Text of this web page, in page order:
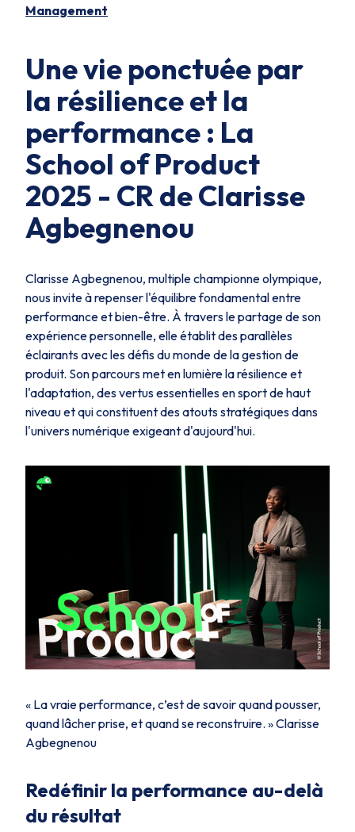
Management
Une vie ponctuée par
la résilience et la
performance : La
School of Product
2025 - CR de Clarisse
Agbegnenou
Clarisse Agbegnenou, multiple championne olympique,
nous invite à repenser l'équilibre fondamental entre
performance et bien-être. À travers le partage de son
expérience personnelle, elle établit des parallèles
éclairants avec les défis du monde de la gestion de
produit. Son parcours met en lumière la résilience et
l'adaptation, des vertus essentielles en sport de haut
niveau et qui constituent des atouts stratégiques dans
l'univers numérique exigeant d'aujourd'hui.
« La vraie performance, c’est de savoir quand pousser,
quand lâcher prise, et quand se reconstruire. »Clarisse
Agbegnenou
Redéfinir la performance au-delà
du résultat